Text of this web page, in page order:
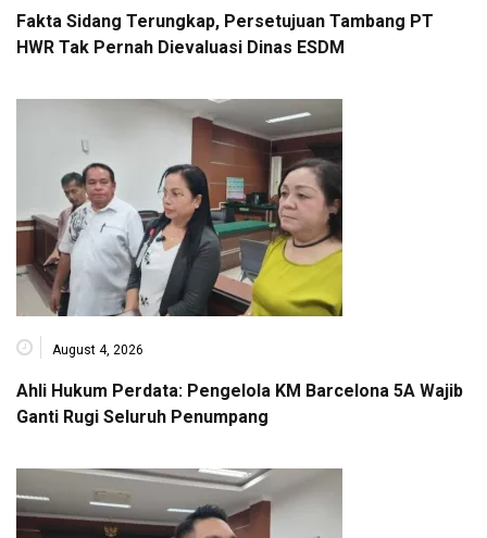
Fakta Sidang Terungkap, Persetujuan Tambang PT
HWR Tak Pernah Dievaluasi Dinas ESDM
August 4, 2026
Ahli Hukum Perdata: Pengelola KM Barcelona 5A Wajib
Ganti Rugi Seluruh Penumpang